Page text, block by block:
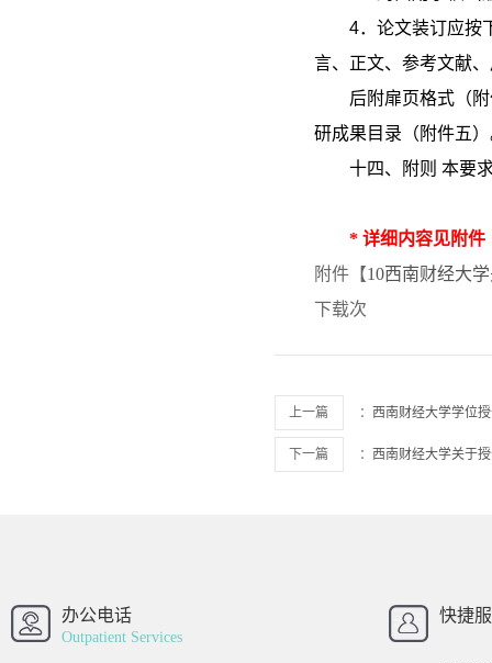
4．论文装订应按
言、正文、参考文献
后附扉页格式（
研成果目录（附件五
十四、附则 本要
* 详细内容见附件
附件【10西南财经大
下载次
上一篇 ： 西南财经大学学位
下一篇 ： 西南财经大学关于
招办
办公电话
Outpatient Services
快捷